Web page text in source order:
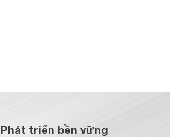
Phát triển bền vững